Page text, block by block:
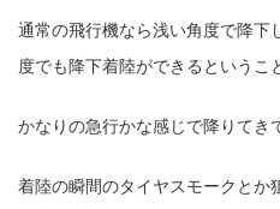
通常の飛行機なら浅い角度で降下
度でも降下着陸ができるというこ
かなりの急行かな感じで降りてき
着陸の瞬間のタイヤスモークとか